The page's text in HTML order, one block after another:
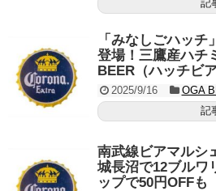
記
「みなしごハッ
登場！三鷹産ハチ
BEER（ハッチビ
2025/9/16 OGA
記
南武線ビアマルシ
城長沼で12ブルワ
ップで50円OFFも